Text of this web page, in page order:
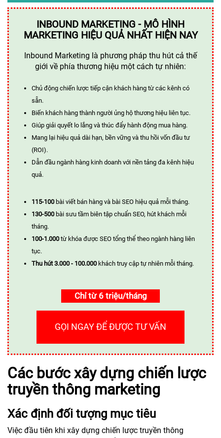
INBOUND MARKETING - MÔ HÌNH
MARKETING HIỆU QUẢ NHẤT HIỆN NAY
Inbound Marketing là phương pháp thu hút cả thế
giới về phía thương hiệu một cách tự nhiên:
Chủ động chiến lược tiếp cận khách hàng từ các kênh có
sẵn.
Biến khách hàng thành người ủng hộ thương hiệu liên tục.
Giúp giải quyết lo lắng và thúc đẩy hành động mua hàng.
Mang lại hiệu quả dài hạn, bền vững và thu hồi vốn đầu tư
(ROI).
Dẫn đầu ngành hàng kinh doanh với nền tảng đa kênh hiệu
quả.
115-100 bài viết bán hàng và bài SEO hiệu quả mỗi tháng.
130-500 bài sưu tầm biên tập chuẩn SEO, hút khách mỗi
tháng.
100-1.000 từ khóa được SEO tổng thể theo ngành hàng liên
tục.
Thu hút 3.000 - 100.000 khách truy cập tự nhiên mỗi tháng.
Chỉ từ 6 triệu/tháng
GỌI NGAY ĐỂ ĐƯỢC TƯ VẤN
Các bước xây dựng chiến lược
truyền thông marketing
Xác định đối tượng mục tiêu
Việc đầu tiên khi xây dựng chiến lược truyền thông